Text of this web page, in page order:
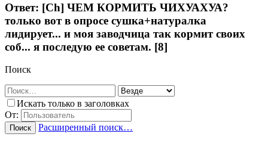
Ответ: [Ch] ЧЕМ КОРМИТЬ ЧИХУАХУА?
только вот в опросе сушка+натуралка
лидирует... и моя заводчица так кормит своих
соб... я последую ее советам. [8]
Поиск
Искать только в заголовках
От:
Поиск Расширенный поиск…